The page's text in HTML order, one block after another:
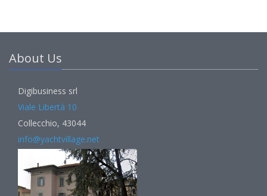
About Us
Digibusiness srl
Viale Libertà 10
Collecchio, 43044
info@yachtvillage.net